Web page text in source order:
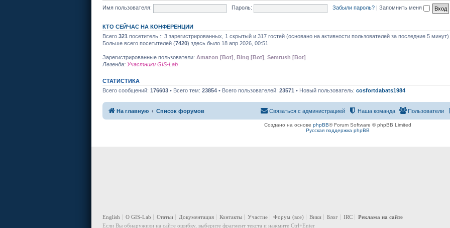
Имя пользователя:
Пароль: Забыли пароль? Запомнить меня
КТО СЕЙЧАС НА КОНФЕРЕНЦИИ
Всего 321 посетитель :: 3 зарегистрированных, 1 скрытый и 317 гостей (основано на активности пользователей за последние 5 минут)
Больше всего посетителей (7420) здесь было 18 апр 2026, 00:51
Зарегистрированные пользователи: Amazon [Bot] Bing [Bot] Semrush [Bot]
Легенда: Участники GIS-Lab
СТАТИСТИКА
Всего сообщений: 176603 • Всего тем: 23854 • Всего пользователей: 23571 • Новый пользователь: cosfortdabats1984
На главную Список форумов Пользователи
Наша команда
Связаться с администрацией
Создано на основе phpBB® Forum Software © phpBB Limited
Русская поддержка phpBB
English О GIS-Lab Статьи Документация Контакты Участие Форум (все) Вики Блог IRC
Реклама на сайте
Если Вы обнаружили на сайте ошибку, выберите фрагмент текста и нажмите Ctrl+Enter